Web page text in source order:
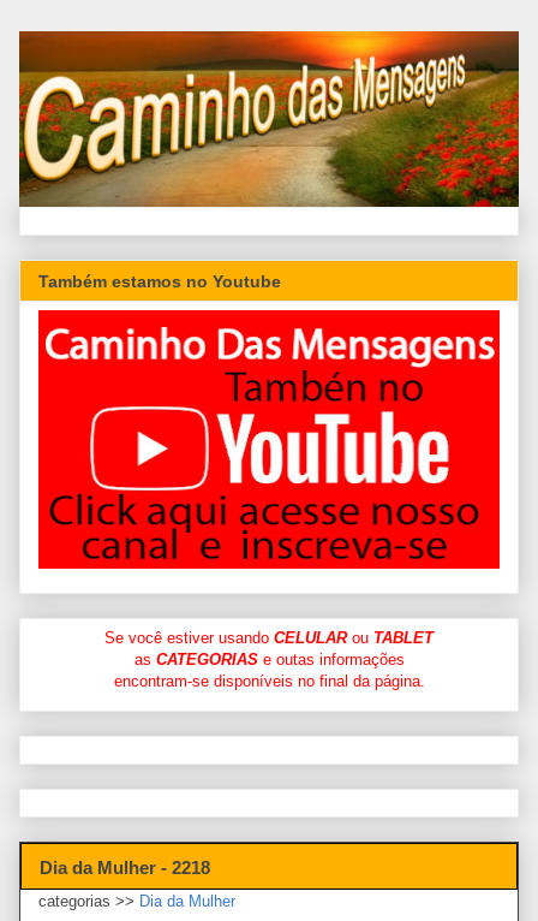
Também estamos no Youtube
Se você estiver usando CELULARou TABLET
as CATEGORIASe outas informações
encontram-se disponíveis no final da página.
Dia da Mulher - 2218
categorias >> Dia da Mulher